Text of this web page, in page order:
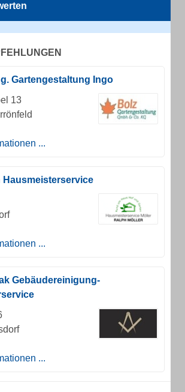
Gartengestaltung Ingo
13
...
Hausmeisterservice
...
Gebäudereinigung-
...